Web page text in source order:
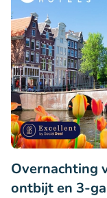
Overnachting
ontbijt en 3-